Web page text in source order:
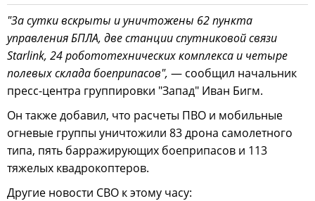
"За сутки вскрыты и уничтожены 62 пункта
управления БПЛА, две станции спутниковой связи
Starlink, 24 робототехнических комплекса и четыре
полевых склада боеприпасов", — сообщил начальник
пресс-центра группировки "Запад" Иван Бигм.
Он также добавил, что расчеты ПВО и мобильные
огневые группы уничтожили 83 дрона самолетного
типа, пять барражирующих боеприпасов и 113
тяжелых квадрокоптеров.
Другие новости СВО к этому часу: